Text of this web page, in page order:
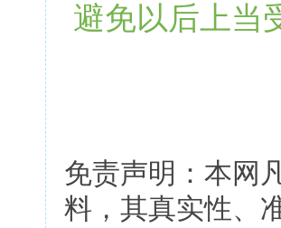
避免以后上当
免责声明：本网
料，其真实性、